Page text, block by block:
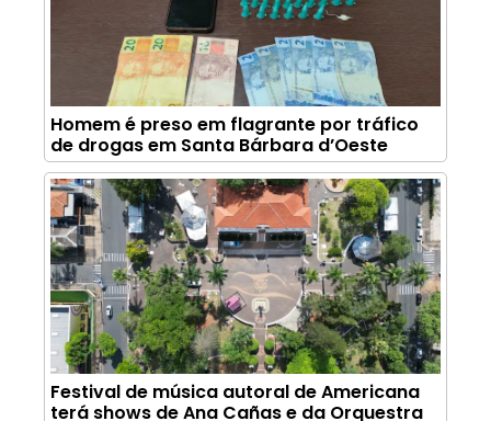
Homem é preso em flagrante por tráfico
de drogas em Santa Bárbara d’Oeste
Festival de música autoral de Americana
terá shows de Ana Cañas e da Orquestra